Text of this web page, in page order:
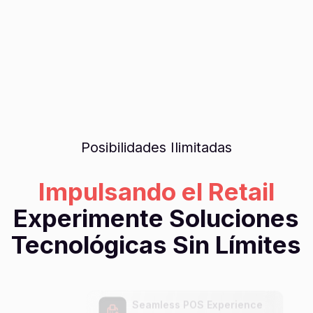
Posibilidades Ilimitadas
Impulsando el Retail
Experimente Soluciones
Tecnológicas Sin Límites